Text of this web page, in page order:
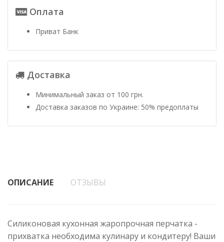
Оплата
Приват Банк
Доставка
Минимальный заказ от 100 грн.
Доставка заказов по Украине: 50% предоплаты
ОПИСАНИЕ ОТЗЫВЫ
Силиконовая кухонная жаропрочная перчатка -
прихватка необходима кулинару и кондитеру! Ваши